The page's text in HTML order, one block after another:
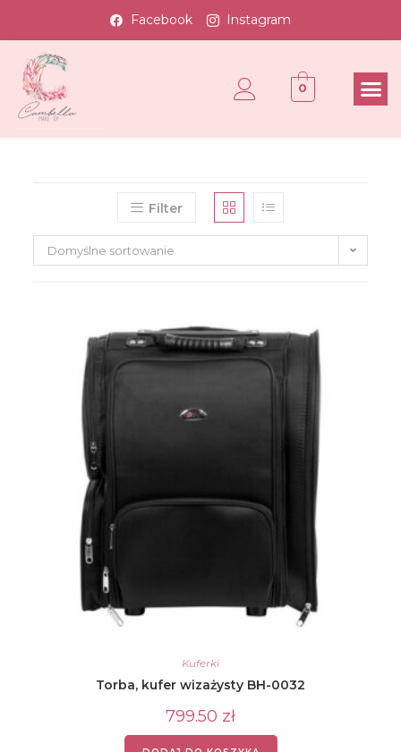
Facebook Instagram
0
Filter
Domyślne sortowanie
Kuferki
Torba, kufer wizażysty BH-0032
799.50 zł